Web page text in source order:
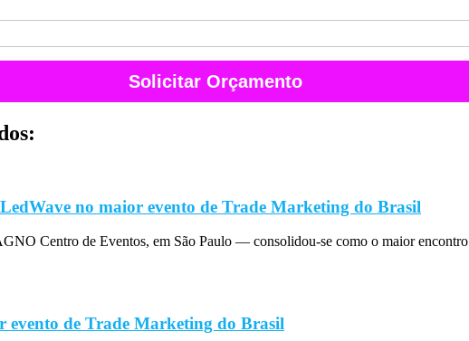
Solicitar Orçamento
no maior evento de Trade Marketing do Brasil
Centro de Eventos, em São Paulo — consolidou-se como o maior encontro
evento de Trade Marketing do Brasil